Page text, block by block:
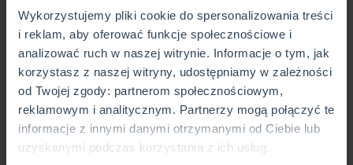
Wykorzystujemy pliki cookie do spersonalizowania treści
i reklam, aby oferować funkcje społecznościowe i
analizować ruch w naszej witrynie. Informacje o tym, jak
korzystasz z naszej witryny, udostępniamy w zależności
od Twojej zgody: partnerom społecznościowym,
reklamowym i analitycznym. Partnerzy mogą połączyć te
informacje z innymi danymi otrzymanymi od Ciebie lub
uzyskanymi podczas korzystania z ich usług.
kominiarskiej
Zakres usługi
nazwane
Ekspertyza
kominiarska
Wykonanie
ekspertyzy na
potrzeby rozdzielni
gazu w przypadku
domu
jednorodzinnego.
~250 zł (w
zależności
od
lokalizacji)